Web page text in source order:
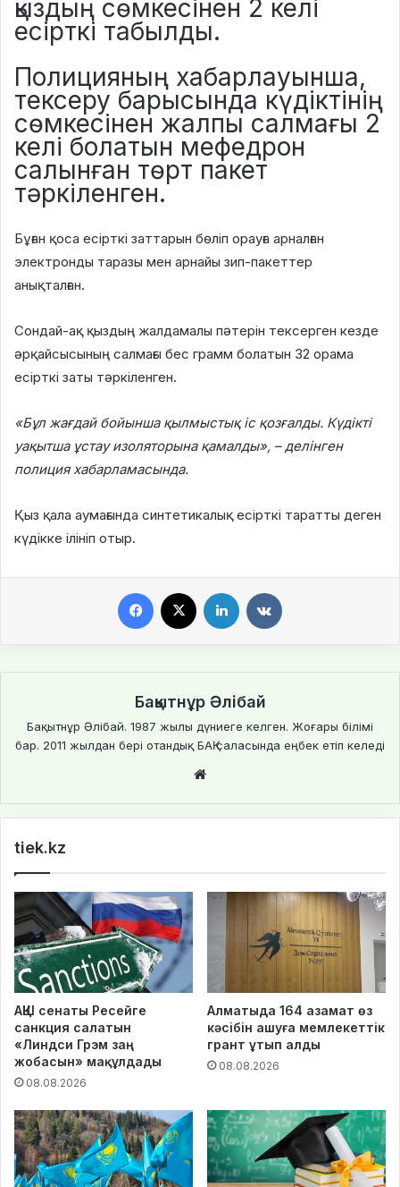
қыздың сөмкесінен 2 келі
есірткі табылды.
Полицияның хабарлауынша,
тексеру барысында күдіктінің
сөмкесінен жалпы салмағы 2
келі болатын мефедрон
салынған төрт пакет
тәркіленген.
Бұған қоса есірткі заттарын бөліп орауға арналған
электронды таразы мен арнайы зип-пакеттер
анықталған.
Сондай-ақ қыздың жалдамалы пәтерін тексерген кезде
әрқайсысының салмағы бес грамм болатын 32 орама
есірткі заты тәркіленген.
«Бұл жағдай бойынша қылмыстық іс қозғалды. Күдікті
уақытша ұстау изоляторына қамалды», – делінген
полиция хабарламасында.
Қыз қала аумағында синтетикалық есірткі таратты деген
күдікке ілініп отыр.
Бақытнұр Әлібай
Бақытнұр Әлібай. 1987 жылы дүниеге келген. Жоғары білімі
бар. 2011 жылдан бері отандық БАҚ саласында еңбек етіп келеді
te
tiek.kz
АҚШ сенаты Ресейге
санкция салатын
«Линдси Грэм заң
жобасын» мақұлдады
08.08.2026
Алматыда 164 азамат өз
кәсібін ашуға мемлекеттік
грант ұтып алды
08.08.2026